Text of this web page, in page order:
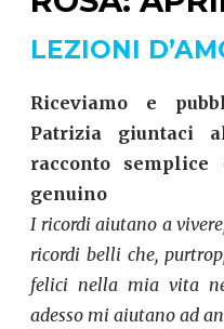
LEZIONI
Riceviamo e
Patrizia giuntaci
racconto
genuino
I ricordi aiutano a
ricordi belli che,
felici nella mia vita
adesso mi aiutano ad